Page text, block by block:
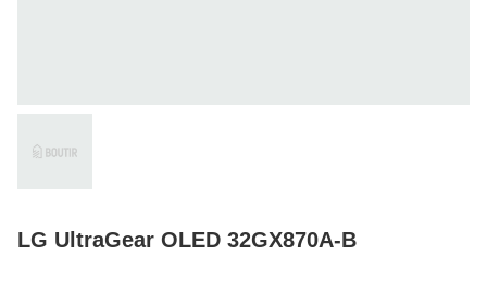
LG UltraGear OLED 32GX870A-B